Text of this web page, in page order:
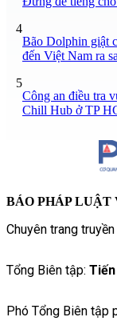
4
Bão Dolphin giật
đến Việt Nam ra
5
Công an điều tra
Chill Hub ở TP
BÁO PHÁP LUẬT
Chuyên trang
Tổng Biên tập: Tiến
Phó Tổng Biên tập